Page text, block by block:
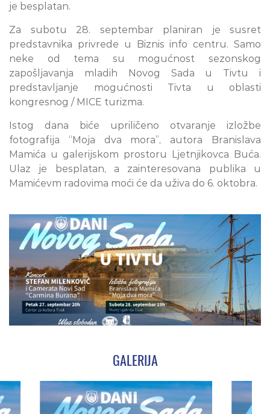
je besplatan.
Za subotu 28. septembar planiran je susret
predstavnika privrede u Biznis info centru. Samo
neke od tema su mogućnost sezonskog
zapošljavanja mladih Novog Sada u Tivtu i
predstavljanje mogućnosti Tivta u oblasti
kongresnog / MICE turizma.
Istog dana biće upriličeno otvaranje izložbe
fotografija “Moja dva mora”, autora Branislava
Mamića u galerijskom prostoru Ljetnjikovca Buća.
Ulaz je besplatan, a zainteresovana publika u
Mamićevm radovima moći će da uživa do 6. oktobra.
GALERIJA